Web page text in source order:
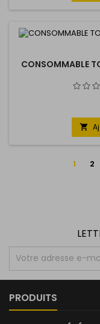
CONSOMMABLE

1 2
PRODUITS